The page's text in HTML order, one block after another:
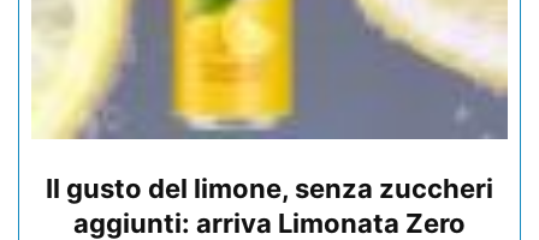
Il gusto del limone, senza zuccheri
aggiunti: arriva Limonata Zero